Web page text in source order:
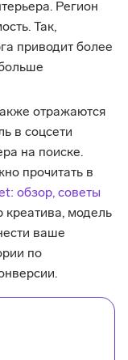
Регион
Так,
приводит более
отражаются
в соцсети
на поиске.
прочитать в
обзор, советы
модель
ваше
по